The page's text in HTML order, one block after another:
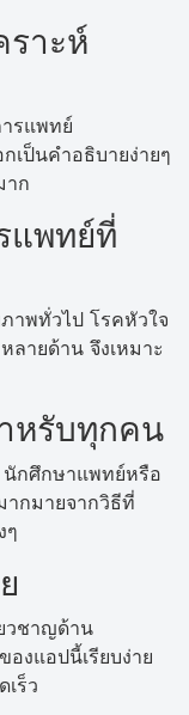
ราะห์
รแพทย์
เป็นคำอธิบายง่ายๆ
าก
แพทย์ที่
าพทั่วไป โรคหัวใจ
ายด้าน จึงเหมาะ
หรับทุกคน
นักศึกษาแพทย์หรือ
ากมายจากวิธีที่
ๆ
วชาญด้าน
องแอปนี้เรียบง่าย
ร็ว